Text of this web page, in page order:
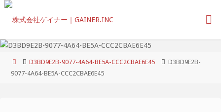
コ
ン
ホ
ー
D3BD9E2B-9077-4A64-BE5A-CCC2CBAE6E45
D3BD9E2B-
9077-4A64-BE5A-CCC2CBAE6E45